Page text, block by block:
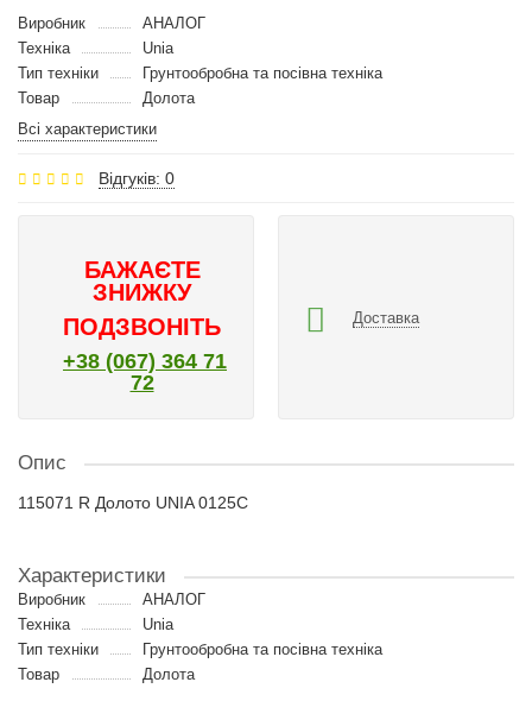
Виробник
АНАЛОГ
Техніка
Unia
Тип техніки
Грунтообробна та посівна техніка
Товар
Долота
Всі характеристики
Відгуків: 0
БАЖАЄТЕ
ЗНИЖКУ
ПОДЗВОНІТЬ
+38 (067) 364 71
72
Доставка
Опис
115071 R Долото UNIA 0125C
Характеристики
Виробник
АНАЛОГ
Техніка
Unia
Тип техніки
Грунтообробна та посівна техніка
Товар
Долота